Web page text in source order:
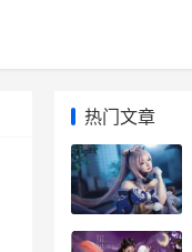
热门文章